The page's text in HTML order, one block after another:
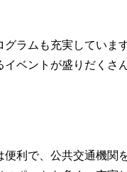
グラムも充実していま
ベントが盛りだくさん
利で、公共交通機関